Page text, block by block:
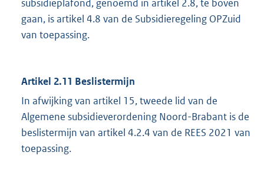
subsidieplafond, genoemd in artikel 2.8, te boven
gaan, is artikel 4.8 van de Subsidieregeling OPZuid
van toepassing.
Artikel 2.11 Beslistermijn
In afwijking van artikel 15, tweede lid van de
Algemene subsidieverordening Noord-Brabant is de
beslistermijn van artikel 4.2.4 van de REES 2021 van
toepassing.